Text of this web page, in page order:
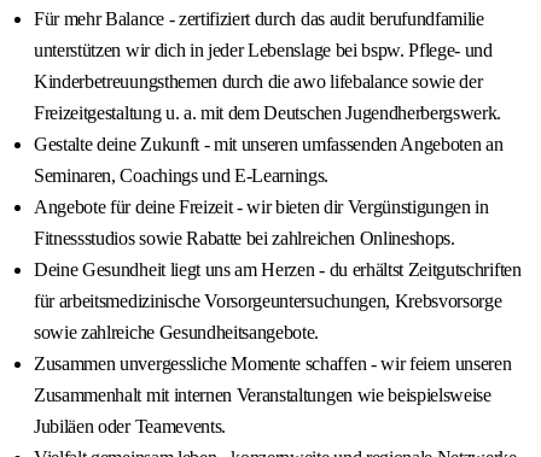
Für mehr Balance - zertifiziert durch das audit berufundfamilie
unterstützen wir dich in jeder Lebenslage bei bspw. Pflege- und
Kinderbetreuungsthemen durch die awo lifebalance sowie der
Freizeitgestaltung u. a. mit dem Deutschen Jugendherbergswerk.
Gestalte deine Zukunft - mit unseren umfassenden Angeboten an
Seminaren, Coachings und E-Learnings.
Angebote für deine Freizeit - wir bieten dir Vergünstigungen in
Fitnessstudios sowie Rabatte bei zahlreichen Onlineshops.
Deine Gesundheit liegt uns am Herzen - du erhältst Zeitgutschriften
für arbeitsmedizinische Vorsorgeuntersuchungen, Krebsvorsorge
sowie zahlreiche Gesundheitsangebote.
Zusammen unvergessliche Momente schaffen - wir feiern unseren
Zusammenhalt mit internen Veranstaltungen wie beispielsweise
Jubiläen oder Teamevents.